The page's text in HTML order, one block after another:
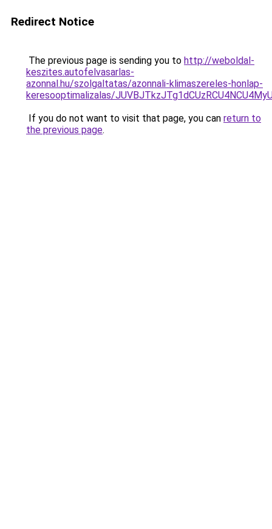
Redirect Notice
The previous page is sending you to http://weboldal-
keszites.autofelvasarlas-
azonnal.hu/szolgaltatas/azonnali-klimaszereles-honlap-
keresooptimalizalas/
If you do not want to visit that page, you can return to
the previous page.